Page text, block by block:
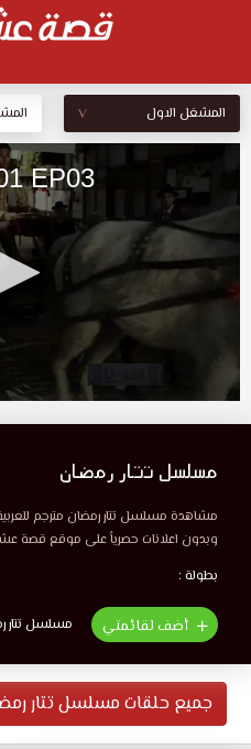
المشغل الاول V
مسلسل تتار رمضان
مشاهدة مسلسل تتار رمضان مترجم
وبدون اعلانات حصرياً على موقع قصة
بطولة :
أضف لقائمتي مسلسل تتار
جميع حلقات مسلسل تتار